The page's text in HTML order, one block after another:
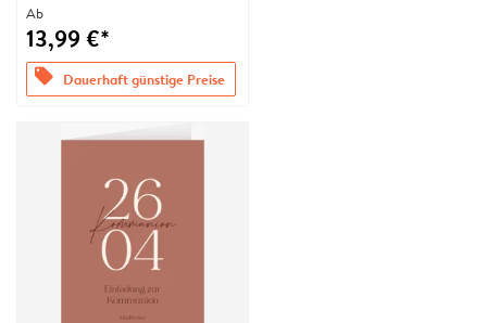
Ab
13,99 €*
offers Dauerhaft günstige Preise